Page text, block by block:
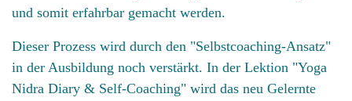
und somit erfahrbar gemacht werden.
Dieser Prozess wird durch den "Selbstcoaching-Ansatz"
in der Ausbildung noch verstärkt. In der Lektion "Yoga
Nidra Diary & Self-Coaching" wird das neu Gelernte